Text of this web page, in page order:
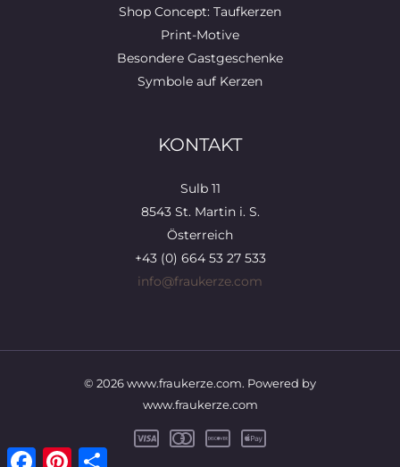
Shop Concept: Taufkerzen
Print-Motive
Besondere Gastgeschenke
Symbole auf Kerzen
KONTAKT
Sulb 11
8543 St. Martin i. S.
Österreich
+43 (0) 664 53 27 533
info@fraukerze.com
© 2026 www.fraukerze.com. Powered by
www.fraukerze.com
FacebookPinterest